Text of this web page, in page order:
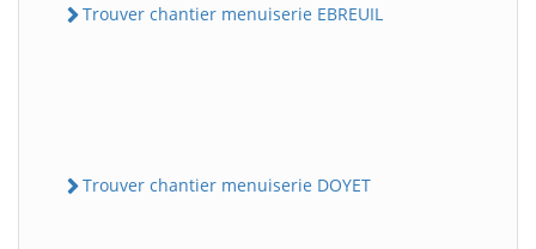
Trouver chantier menuiserie EBREUIL
Trouver chantier menuiserie DOYET